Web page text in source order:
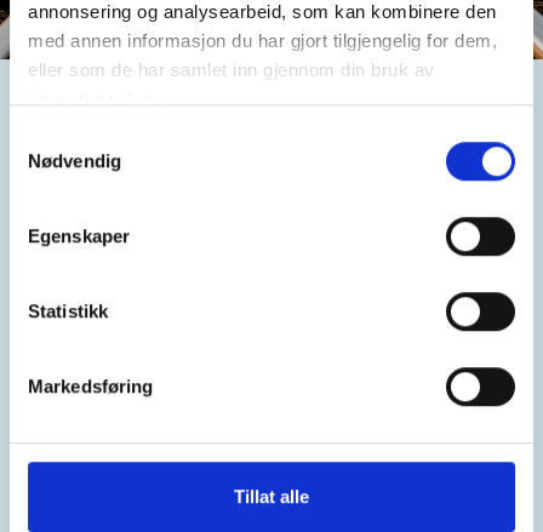
annonsering og analysearbeid, som kan kombinere den
med annen informasjon du har gjort tilgjengelig for dem,
eller som de har samlet inn gjennom din bruk av
Nødvendig
Egenskaper
Statistikk
Markedsføring
Tillat alle
Aktuelt
Vinner av Vinmonopolets evalueri...